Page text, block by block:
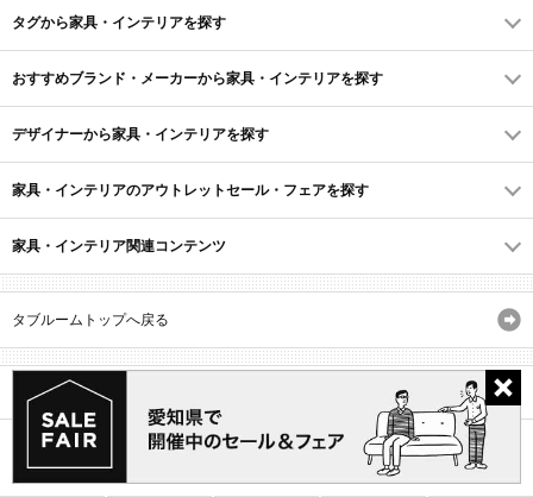
タグから家具・インテリアを探す
おすすめブランド・メーカーから家具・インテリアを探す
デザイナーから家具・インテリアを探す
家具・インテリアのアウトレットセール・フェアを探す
家具・インテリア関連コンテンツ
タブルームトップへ戻る
サイトマップ プライバシーポリシー